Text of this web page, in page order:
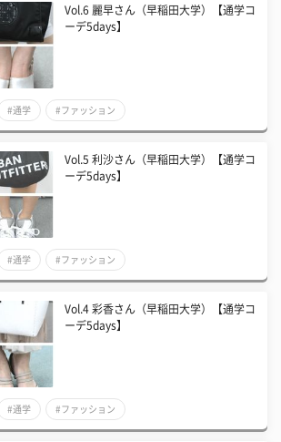
Vol.6 麗早さん（早稲田大学）【通学コ
ーデ5days】
#通学 #ファッション
Vol.5 利沙さん（早稲田大学）【通学コ
ーデ5days】
#通学 #ファッション
Vol.4 彩香さん（早稲田大学）【通学コ
ーデ5days】
#通学 #ファッション